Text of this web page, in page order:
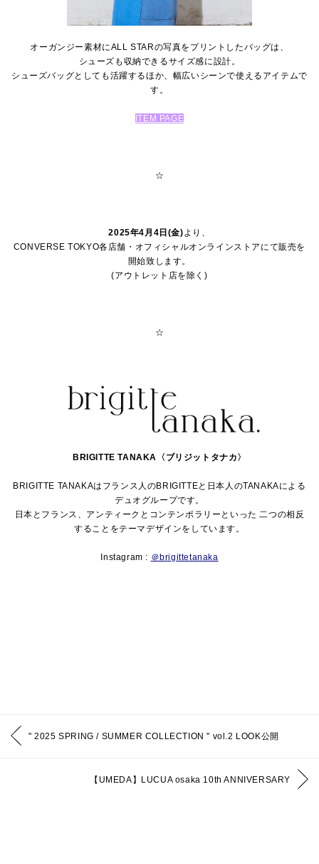
オーガンジー素材にALL STARの写真をプリントしたバッグは、
シューズも収納できるサイズ感に設計。
シューズバッグとしても活躍するほか、幅広いシーンで使えるアイテムで
す。
ITEM PAGE
☆
2025年4月4日(金) より、
CONVERSE TOKYO各店舗・オフィシャルオンラインストアにて販売を
開始致します。
(アウトレット店を除く)
☆
BRIGITTE TANAKA〈ブリジットタナカ〉
BRIGITTE TANAKAはフランス人のBRIGITTEと日本人のTANAKAによる
デュオグループです。
日本とフランス、アンティークとコンテンポラリーといった 二つの相反
することをテーマデザインをしています。
Instagram : ＠brigittetanaka
" 2025 SPRING / SUMMER COLLECTION " vol.2 LOOK公開
【UMEDA】LUCUA osaka 10th ANNIVERSARY